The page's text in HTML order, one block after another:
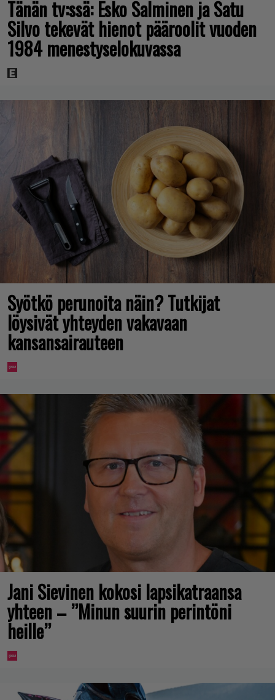
Tänän tv:ssä: Esko Salminen ja Satu
Silvo tekevät hienot pääroolit vuoden
1984 menestyselokuvassa
Syötkö perunoita näin? Tutkijat
löysivät yhteyden vakavaan
kansansairauteen
Jani Sievinen kokosi lapsikatraansa
yhteen – ”Minun suurin perintöni
heille”